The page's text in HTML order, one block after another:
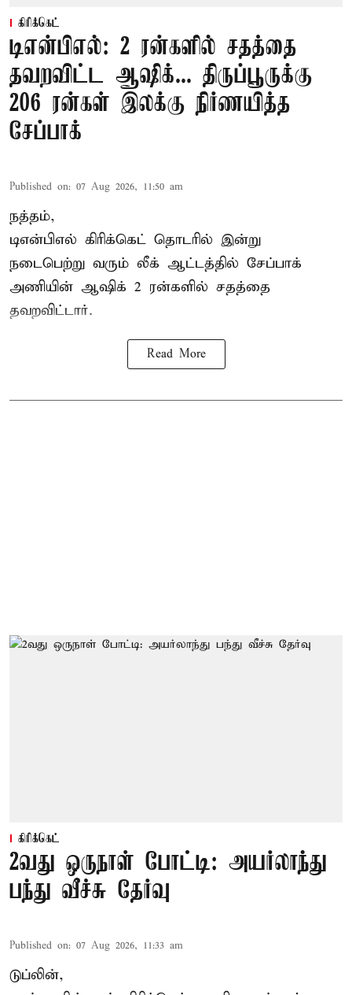
கிரிக்கெட்
டிஎன்பிஎல்: 2 ரன்களில் சதத்தை
தவறவிட்ட ஆஷிக்... திருப்பூருக்கு
206 ரன்கள் இலக்கு நிர்ணயித்த
சேப்பாக்
Published on: 07 Aug 2026, 11:50 am
நத்தம்,
டிஎன்பிஎல் கிரிக்கெட் தொடரில் இன்று
நடைபெற்று வரும் லீக் ஆட்டத்தில் சேப்பாக்
அணியின் ஆஷிக் 2 ரன்களில் சதத்தை
தவறவிட்டார்.
Read More
கிரிக்கெட்
2வது ஒருநாள் போட்டி: அயர்லாந்து
பந்து வீச்சு தேர்வு
Published on: 07 Aug 2026, 11:33 am
டுப்லின்,